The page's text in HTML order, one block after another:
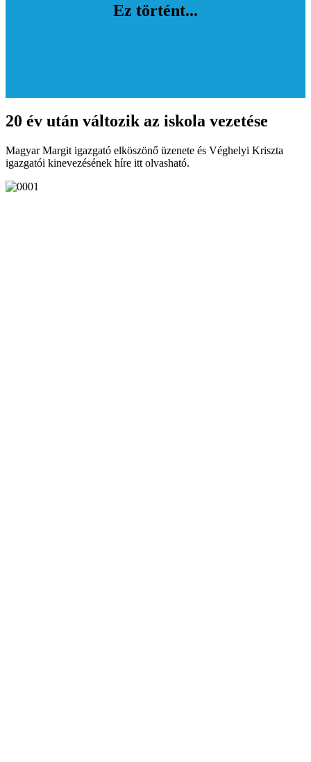
Ez történt...
20 év után változik az iskola vezetése
Magyar Margit igazgató elköszönő üzenete és Véghelyi Kriszta
igazgatói kinevezésének híre itt olvasható.